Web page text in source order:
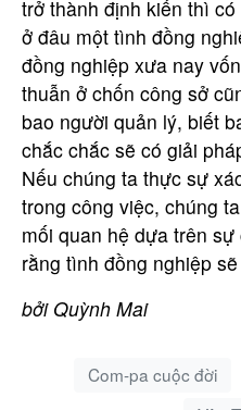
trở thành định kiến thì
ở đâu một tình đồng
đồng nghiệp xưa nay
thuẫn ở chốn công sở
bao người quản lý, biết
chắc chắc sẽ có giải
Nếu chúng ta thực sự
trong công việc, chúng
mối quan hệ dựa trên
rằng tình đồng nghiệp
bởi Quỳnh Mai
Com-pa cuộc đời